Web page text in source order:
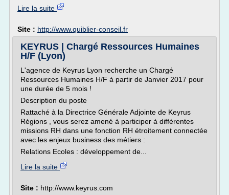
Lire la suite
Site : http://www.quiblier-conseil.fr
KEYRUS | Chargé Ressources Humaines
H/F (Lyon)
L'agence de Keyrus Lyon recherche un Chargé
Ressources Humaines H/F à partir de Janvier 2017 pour
une durée de 5 mois !
Description du poste
Rattaché à la Directrice Générale Adjointe de Keyrus
Régions , vous serez amené à participer à différentes
missions RH dans une fonction RH étroitement connectée
avec les enjeux business des métiers :
Relations Ecoles : développement de...
Lire la suite
Site : http://www.keyrus.com